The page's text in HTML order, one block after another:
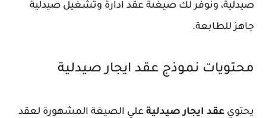
صيدلية، ونوفر لك صيغىة عقد ادارة وتشغيل صيدلية
جاهز للطابعة.
محتويات نموذج عقد ايجار صيدلية
يحتوي عقد ايجار صيدلية علي الصيغة المشهورة لعقد